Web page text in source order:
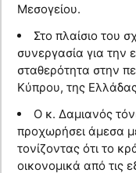
Μεσογείου.
Στο πλαίσιο του
συνεργασία για την
σταθερότητα στην
Κύπρου, της
Ο κ. Δαμιανός
προχωρήσει άμεσα
τονίζοντας ότι το
οικονομικά από τις